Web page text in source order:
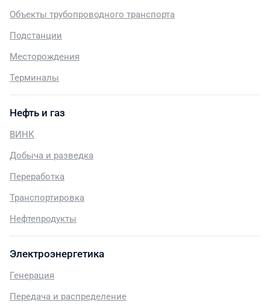
Объекты трубопроводного транспорта
Подстанции
Месторождения
Терминалы
Нефть и газ
ВИНК
Добыча и разведка
Переработка
Транспортировка
Нефтепродукты
Электроэнергетика
Генерация
Передача и распределение